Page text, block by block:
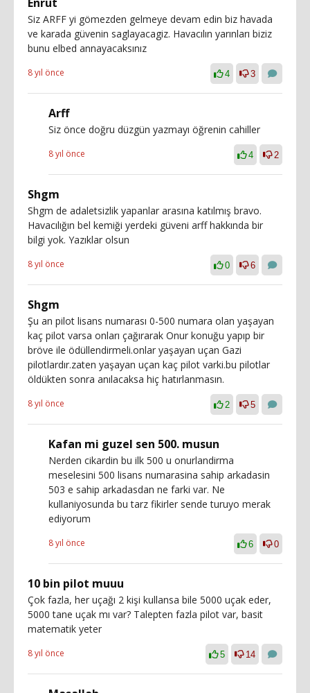
Siz ARFF yi gömezden gelmeye devam edin biz havada
ve karada güvenin saglayacagiz. Havacılın yarınları biziz
bunu elbed annayacaksınız
8 yıl önce 4 3
Arff
Siz önce doğru düzgün yazmayı öğrenin cahiller
8 yıl önce 4 2
Shgm
Shgm de adaletsizlik yapanlar arasına katılmış bravo.
Havacılığın bel kemiği yerdeki güveni arff hakkında bir
bilgi yok. Yazıklar olsun
8 yıl önce 0 6
Shgm
Şu an pilot lisans numarası 0-500 numara olan yaşayan
kaç pilot varsa onları çağırarak Onur konuğu yapıp bir
bröve ile ödüllendirmeli.onlar yaşayan uçan Gazi
pilotlardır.zaten yaşayan uçan kaç pilot varki.bu pilotlar
öldükten sonra anılacaksa hiç hatırlanmasın.
8 yıl önce 2 5
Kafan mi guzel sen 500. musun
Nerden cikardin bu ilk 500 u onurlandirma
meselesini 500 lisans numarasina sahip arkadasin
503 e sahip arkadasdan ne farki var. Ne
kullaniyosunda bu tarz fikirler sende turuyo merak
ediyorum
8 yıl önce 6 0
10 bin pilot muuu
Çok fazla, her uçağı 2 kişi kullansa bile 5000 uçak eder,
5000 tane uçak mı var? Talepten fazla pilot var, basit
matematik yeter
8 yıl önce 5 14